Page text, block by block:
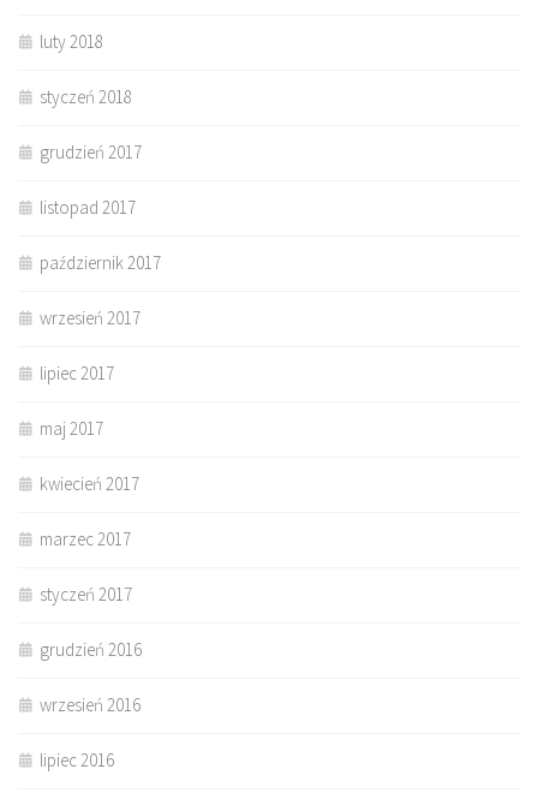
luty 2018
styczeń 2018
grudzień 2017
listopad 2017
październik 2017
wrzesień 2017
lipiec 2017
maj 2017
kwiecień 2017
marzec 2017
styczeń 2017
grudzień 2016
wrzesień 2016
lipiec 2016